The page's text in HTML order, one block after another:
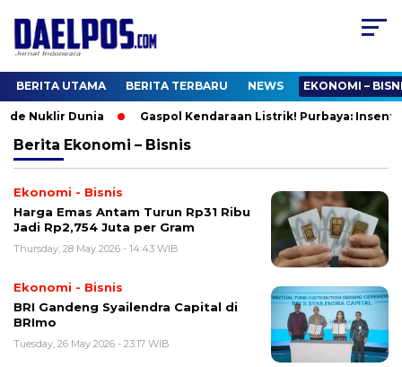
BERITA UTAMA BERITA TERBARU NEWS EKONOMI –
Nuklir Dunia Gaspol Kendaraan Listrik! Purbaya:
Berita Ekonomi – Bisnis
Ekonomi - Bisnis
Harga Emas Antam Turun Rp31 Ribu
Jadi Rp2,754 Juta per Gram
Thursday, 28 May 2026 - 14:43 WIB
Ekonomi - Bisnis
BRI Gandeng Syailendra Capital di
BRImo
Tuesday, 26 May 2026 - 23:17 WIB